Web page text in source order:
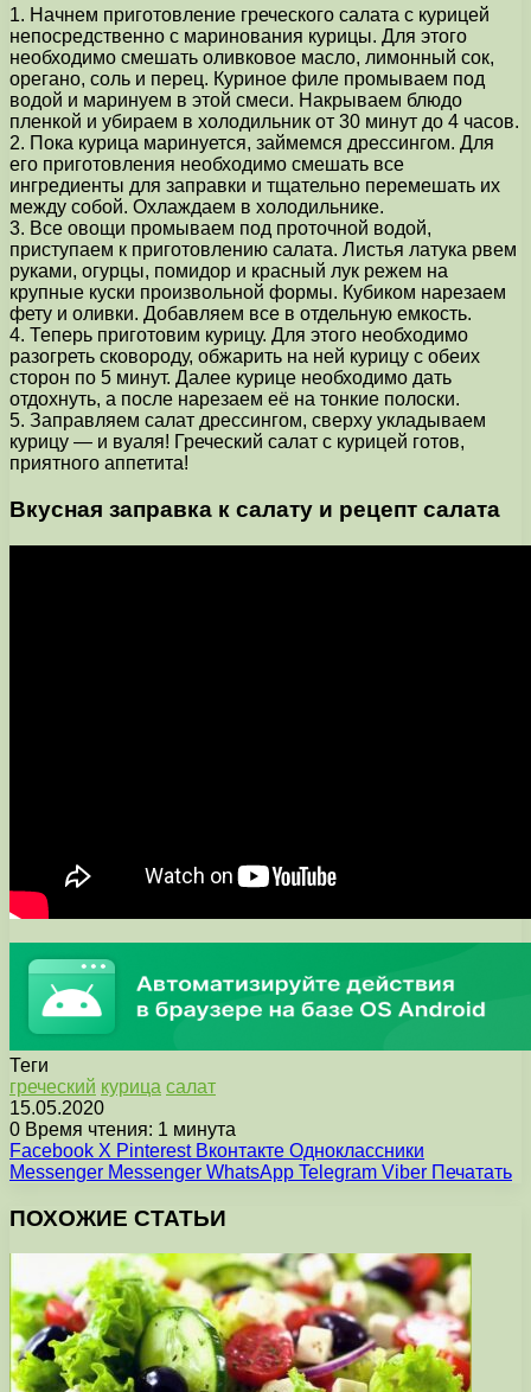
1. Начнем приготовление греческого салата с курицей
непосредственно с маринования курицы. Для этого
необходимо смешать оливковое масло, лимонный сок,
орегано, соль и перец. Куриное филе промываем под
водой и маринуем в этой смеси. Накрываем блюдо
пленкой и убираем в холодильник от 30 минут до 4 часов.
2. Пока курица маринуется, займемся дрессингом. Для
его приготовления необходимо смешать все
ингредиенты для заправки и тщательно перемешать их
между собой. Охлаждаем в холодильнике.
3. Все овощи промываем под проточной водой,
приступаем к приготовлению салата. Листья латука рвем
руками, огурцы, помидор и красный лук режем на
крупные куски произвольной формы. Кубиком нарезаем
фету и оливки. Добавляем все в отдельную емкость.
4. Теперь приготовим курицу. Для этого необходимо
разогреть сковороду, обжарить на ней курицу с обеих
сторон по 5 минут. Далее курице необходимо дать
отдохнуть, а после нарезаем её на тонкие полоски.
5. Заправляем салат дрессингом, сверху укладываем
курицу — и вуаля! Греческий салат с курицей готов,
приятного аппетита!
Вкусная заправка к салату и рецепт салата
Теги
греческий курица салат
15.05.2020
0 Время чтения: 1 минута
Facebook X Pinterest Вконтакте Одноклассники
Messenger Messenger WhatsApp Telegram Viber Печатать
ПОХОЖИЕ СТАТЬИ